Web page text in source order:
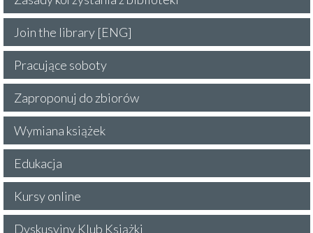
Join the library [ENG]
Pracujące soboty
Zaproponuj do zbiorów
Wymiana książek
Edukacja
Kursy online
Dyskusyjny Klub Książki